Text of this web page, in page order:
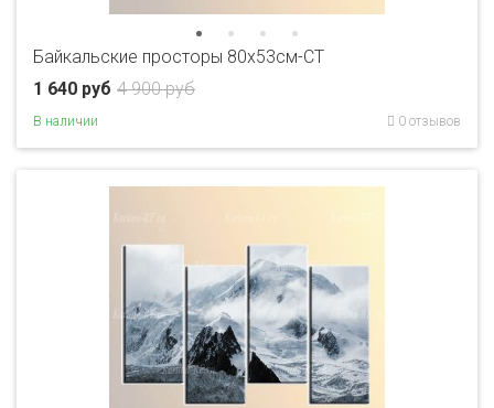
Байкальские просторы 80x53см-CT
4 900 руб
1 640 руб
В наличии 0 отзывов